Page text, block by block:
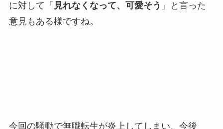
に対して「 見れなくなって、可愛そう 」と言った
意見もある様ですね。
今回の騒動で無職転生が炎上してしまい、今後